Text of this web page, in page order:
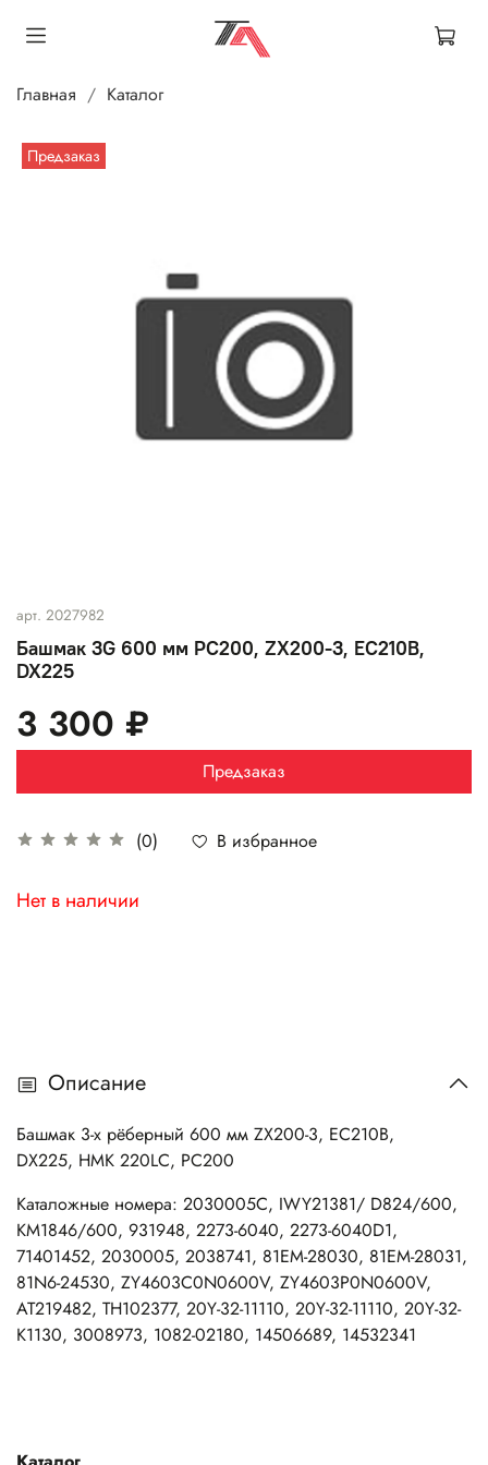
Главная Каталог
Предзаказ
арт. 2027982
Башмак 3G 600 мм PC200, ZX200-3, EC210B,
DX225
(0) В избранное
Нет в наличии
3 300 ₽
Предзаказ
Описание
Башмак 3-х рёберный 600 мм ZX200-3, EC210B,
DX225, HMK 220LC, PC200
Каталожные номера: 2030005C, IWY21381/ D824/600,
KM1846/600, 931948, 2273-6040, 2273-6040D1,
71401452, 2030005, 2038741, 81EM-28030, 81EM-28031,
81N6-24530, ZY4603C0N0600V, ZY4603P0N0600V,
AT219482, TH102377, 20Y-32-11110, 20Y-32-11110, 20Y-32-
K1130, 3008973, 1082-02180, 14506689, 14532341